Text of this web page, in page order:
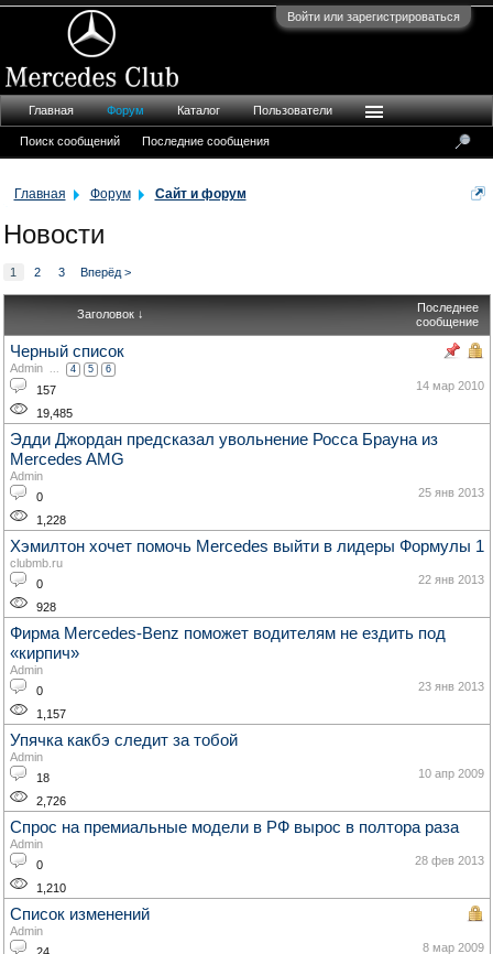
Войти или зарегистрироваться
Главная Форум Сайт и форум
Новости
1 2 3 Вперёд >
Заголовок ↓
Последнее
сообщение
Черный список
Admin ... 4 5 6
157
19,485
14 мар 2010
Эдди Джордан предсказал увольнение Росса Брауна из
Mercedes AMG
Admin
0
1,228
25 янв 2013
Хэмилтон хочет помочь Mercedes выйти в лидеры Формулы 1
clubmb.ru
0
928
22 янв 2013
Фирма Mercedes-Benz поможет водителям не ездить под
«кирпич»
Admin
0
1,157
23 янв 2013
Упячка какбэ следит за тобой
Admin
18
2,726
10 апр 2009
Спрос на премиальные модели в РФ вырос в полтора раза
Admin
0
1,210
28 фев 2013
Список изменений
Admin
8 мар 2009
Главная Форум
Поиск сообщений Последние сообщения
Каталог Пользователи